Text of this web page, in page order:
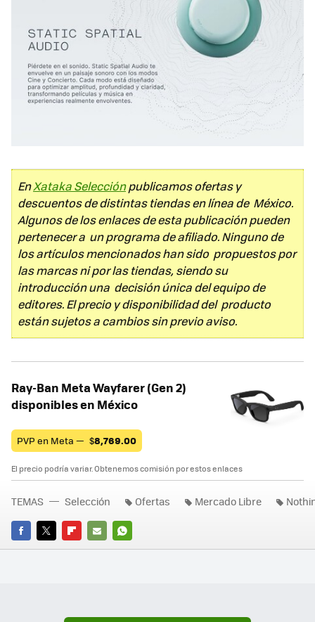
EnXataka Selecciónpublicamos ofertas y
descuentos de distintas tiendas en línea de México.
Algunos de los enlaces de esta publicación pueden
pertenecer a un programa de afiliado. Ninguno de
los artículos mencionados han sido propuestos por
las marcas ni por las tiendas, siendo su
introducción una decisión única del equipo de
editores. El precio y disponibilidad del producto
están sujetos a cambios sin previo aviso.
Ray-Ban Meta Wayfarer (Gen 2)
disponibles en México
PVP en Meta — $8,769.00
El precio podría variar. Obtenemos comisión por estos enlaces
FACEBOOK
TWITTERFLIPBOARD
E-
WHATSAPP
TEMAS Selección Ofertas Mercado Libre